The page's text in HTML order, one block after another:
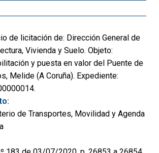
de licitación de: Dirección General de
Vivienda y Suelo. Objeto:
y puesta en valor del Puente de
Melide (A Coruña). Expediente:
de Transportes, Movilidad y Agenda